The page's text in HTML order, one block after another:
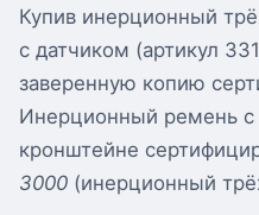
Купив инерционный
с датчиком (артикул
заверенную копию
Инерционный ремень с
кронштейне
3000 (инерционный